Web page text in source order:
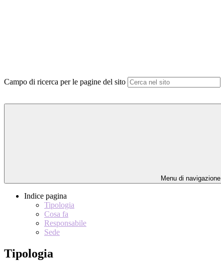
Campo di ricerca per le pagine del sito
Menu di navigazione
Indice pagina
Tipologia
Cosa fa
Responsabile
Sede
Tipologia